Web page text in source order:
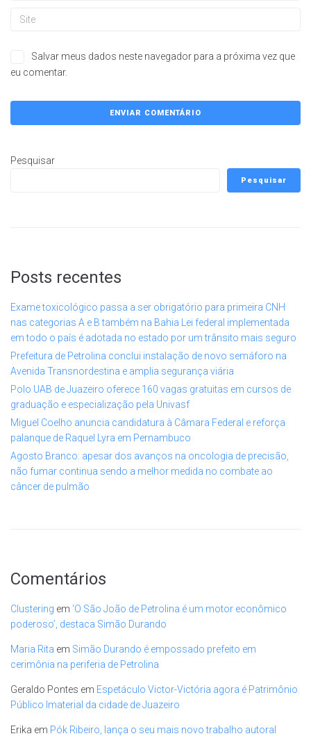
Salvar meus dados neste navegador para a próxima vez que
eu comentar.
Pesquisar
Pesquisar
Posts recentes
Exame toxicológico passa a ser obrigatório para primeira CNH
nas categorias A e B também na Bahia Lei federal implementada
em todo o país é adotada no estado por um trânsito mais seguro
Prefeitura de Petrolina conclui instalação de novo semáforo na
Avenida Transnordestina e amplia segurança viária
Polo UAB de Juazeiro oferece 160 vagas gratuitas em cursos de
graduação e especialização pela Univasf
Miguel Coelho anuncia candidatura à Câmara Federal e reforça
palanque de Raquel Lyra em Pernambuco
Agosto Branco: apesar dos avanços na oncologia de precisão,
não fumar continua sendo a melhor medida no combate ao
câncer de pulmão
Comentários
Clustering em ‘O São João de Petrolina é um motor econômico
poderoso’, destaca Simão Durando
Maria Rita em Simão Durando é empossado prefeito em
cerimônia na periferia de Petrolina
Geraldo Pontes em Espetáculo Victor-Victória agora é Patrimônio
Público Imaterial da cidade de Juazeiro
Erika em Pók Ribeiro, lança o seu mais novo trabalho autoral